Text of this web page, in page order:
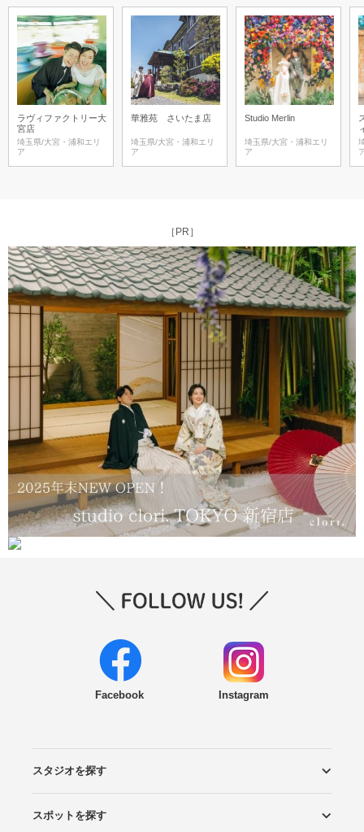
ラヴィファクトリー大
宮店
埼玉県/大宮・浦和エリ
ア
華雅苑 さいたま店
埼玉県/大宮・浦和エリ
ア
Studio Merlin
埼玉県/大宮・浦和エリ
ア
［PR］
Facebook Instagram
スタジオを探す
エリアから探す
こだわりから探す
NEW PHOTO STYLE
プランから探す
フォトタイプ診断
フォトグラファーから探す
国内リゾートから探す
スポットを探す